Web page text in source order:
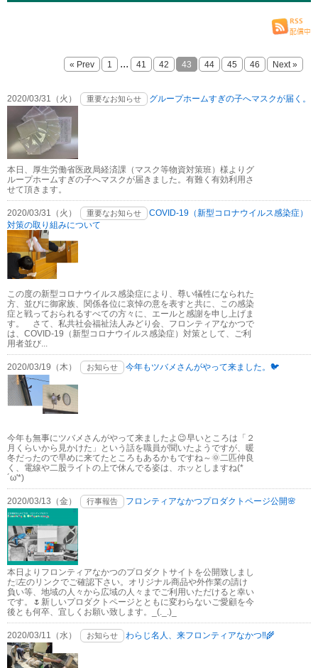
« Prev 1 ... 41 42 43 44 45 46 Next »
2020/03/31（火） 重要なお知らせ グループホームすぎの子へマスクが届く。
本日、厚生労働省医政局経済課（マスク等物資対策班）様よりグ
ループホームすぎの子へマスクが届きました。有難く有効利用さ
せて頂きます。
2020/03/31（火） 重要なお知らせ
COVID-19（新型コロナウイルス感染症）
対策の取り組みについて
この度の新型コロナウイルス感染症により、尊い犠牲になられた
方、並びに御家族、関係各位に哀悼の意を表すと共に、この感染
症と戦っておられるすべての方々に、エールと感謝を申し上げま
す。 さて、私共社会福祉法人みどり会、フロンティアなかつで
は、COVID-19（新型コロナウイルス感染症）対策として、ご利
用者並び...
2020/03/19（木） お知らせ 今年もツバメさんがやって来ました。🐦
今年も無事にツバメさんがやって来ましたよ😉早いところは「２
月くらいから見かけた」という話を職員が聞いたようですが、暖
冬だったので早めに来てたところもあるかもですね～🌞二匹仲良
く、電線や二股ライトの上で休んでる姿は、ホッとしますね(*
´ω'*)
2020/03/13（金） 行事報告 フロンティアなかつプロダクトページ公開🌸
本日よりフロンティアなかつのプロダクトサイトを公開致しまし
た❕左のリンクでご確認下さい。オリジナル商品や外作業の請け
負い等、地域の人々から広域の人々までご利用いただけると幸い
です。🌷新しいプロダクトページとともに変わらないご愛顧を今
後とも何卒、宜しくお願い致します。_(._.)_
2020/03/11（水） お知らせ わらじ名人、来フロンティアなかつ‼🌾